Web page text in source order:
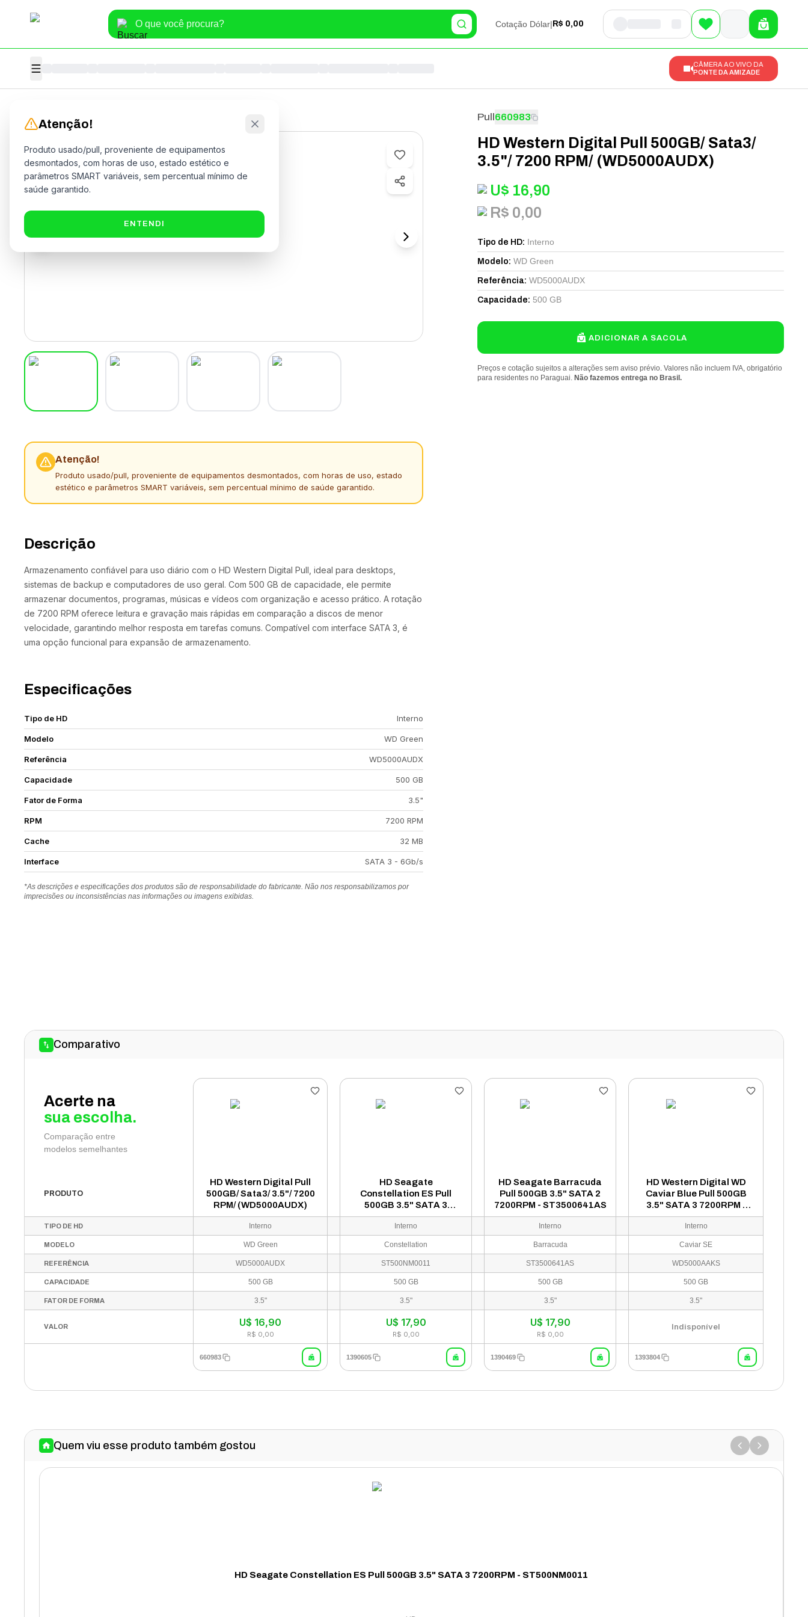
Cotação Dólar| R$ 0,00
CÂMERA AO VIVO DA
PONTE DA AMIZADE
Atenção!
Produto usado/pull, proveniente de equipamentos desmontados, com horas de uso, estado
estético e parâmetros SMART variáveis, sem percentual mínimo de saúde garantido.
Descrição
Armazenamento confiável para uso diário com o HD Western Digital Pull, ideal para desktops,
sistemas de backup e computadores de uso geral. Com 500 GB de capacidade, ele permite
armazenar documentos, programas, músicas e vídeos com organização e acesso prático. A rotação
de 7200 RPM oferece leitura e gravação mais rápidas em comparação a discos de menor
velocidade, garantindo melhor resposta em tarefas comuns. Compatível com interface SATA 3, é
uma opção funcional para expansão de armazenamento.
Especificações
Tipo de HD Interno
Modelo WD Green
Referência WD5000AUDX
Capacidade 500 GB
Fator de Forma 3.5"
RPM 7200 RPM
Cache 32 MB
Interface SATA 3 - 6Gb/s
*As descrições e especificações dos produtos são de responsabilidade do fabricante. Não nos responsabilizamos por
imprecisões ou inconsistências nas informações ou imagens exibidas.
Pull660983
HD Western Digital Pull 500GB/ Sata3/
3.5"/ 7200 RPM/ (WD5000AUDX)
U$ 16,90
R$ 0,00
Tipo de HD: Interno
Modelo: WD Green
Referência: WD5000AUDX
Capacidade: 500 GB
ADICIONAR A SACOLA
Preços e cotação sujeitos a alterações sem aviso prévio. Valores não incluem IVA, obrigatório
para residentes no Paraguai. Não fazemos entrega no Brasil.
Comparativo
Acerte na
sua escolha.
Comparação entre
modelos semelhantes
PRODUTO
HD Western Digital Pull
500GB/ Sata3/ 3.5"/ 7200
RPM/ (WD5000AUDX)
HD Seagate
Constellation ES Pull
500GB 3.5" SATA 3
7200RPM - ST500NM0011
HD Seagate Barracuda
Pull 500GB 3.5" SATA 2
7200RPM - ST3500641AS
HD Western Digital WD
Caviar Blue Pull 500GB
3.5" SATA 3 7200RPM -
WD5000AAKS
TIPO DE HD Interno Interno Interno Interno
MODELO WD Green Constellation Barracuda Caviar SE
REFERÊNCIA WD5000AUDX ST500NM0011 ST3500641AS WD5000AAKS
CAPACIDADE 500 GB 500 GB 500 GB 500 GB
FATOR DE FORMA 3.5" 3.5" 3.5" 3.5"
VALOR U$ 16,90
R$ 0,00
U$ 17,90
R$ 0,00
U$ 17,90
R$ 0,00
Indisponível
660983 1390605 1390469 1393804
Quem viu esse produto também gostou
HD Seagate Constellation ES Pull 500GB 3.5" SATA 3 7200RPM - ST500NM0011
Atenção!
Produto usado/pull, proveniente de equipamentos
desmontados, com horas de uso, estado estético e
parâmetros SMART variáveis, sem percentual mínimo de
saúde garantido.
ENTENDI